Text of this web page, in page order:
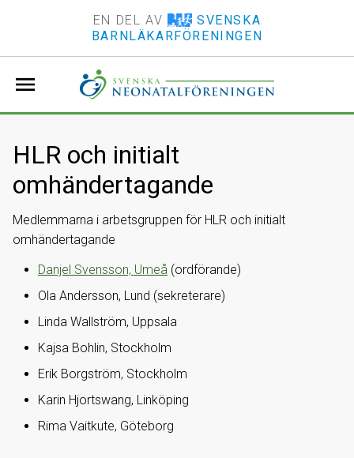
EN DEL AV
SVENSKA
BARNLÄKARFÖRENINGEN
menu
HLR och initialt
omhändertagande
Medlemmarna i arbetsgruppen för HLR och initialt
omhändertagande
Danjel Svensson, Umeå (ordförande)
Ola Andersson, Lund (sekreterare)
Linda Wallström, Uppsala
Kajsa Bohlin, Stockholm
Erik Borgström, Stockholm
Karin Hjortswang, Linköping
Rima Vaitkute, Göteborg